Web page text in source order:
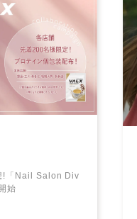
!「Nail Salon Div
始